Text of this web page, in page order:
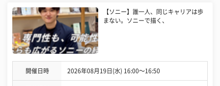
【ソニー】誰一人、同じキャリアは歩
まない。ソニーで描く、
開催日時 2026年08月19日(水) 16:00〜16:50